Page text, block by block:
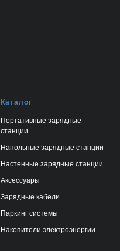
Каталог
Портативные зарядные
станции
Напольные зарядные станции
Настенные зарядные станции
Аксессуары
Зарядные кабели
Паркинг системы
Накопители электроэнергии